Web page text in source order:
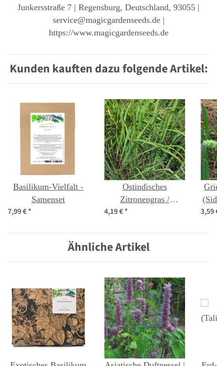
Junkersstraße 7 | Regensburg, Deutschland, 93055 |
service@magicgardenseeds.de |
https://www.magicgardenseeds.de
Kunden kauften dazu folgende Artikel:
Basilikum-Vielfalt -
Samenset
7,99 €*
Ostindisches
Zitronengras /
Lemongras
4,19 €* 3,59
Ähnliche Artikel